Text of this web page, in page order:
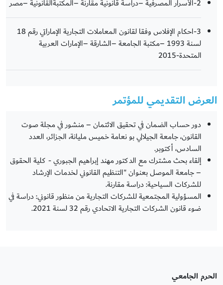
2-الأسرار المصرفية –دراسة قانونية مقارنة –المكتبةالقانونية –مصر
3-احكام الإفلاس وفقا لقانون المعاملات التجارية الإماراتي رقم 18
لسنة 1993 –مكتبة الجامعة –الشارقة –الإمارات العربية
المتحدة-2015
العرض التقديمي للمؤتمر
دور حساب الضمان في تحقيق الائتمان – منشور في مجلة صوت
القانون، جامعة الجيلالي بو نعامة خميس مليانة، الجزائر، العدد
السادس، أكتوبر.
إلقاء بحث مشترك مع الدكتور مهند إبراهيم الجبوري - كلية الحقوق
– جامعة الموصل بعنوان "التنظيم القانوني لخدمات الإرشاد
للشركات السياحية: دراسة مقارنة.
المسؤولية المجتمعية للشركات التجارية من منظور قانوني: دراسة في
ضوء قانون الشركات التجارية الاتحادي رقم 32 لسنة 2021.
الحرم الجامعي